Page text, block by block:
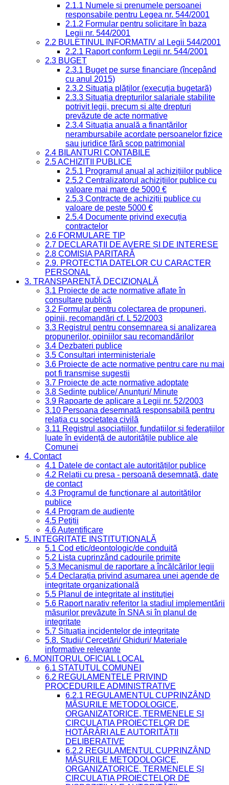
2.1.1 Numele și prenumele persoanei
responsabile pentru Legea nr. 544/2001
2.1.2 Formular pentru solicitare în baza
Legii nr. 544/2001
2.2 BULETINUL INFORMATIV al Legii 544/2001
2.2.1 Raport conform Legii nr. 544/2001
2.3 BUGET
2.3.1 Buget pe surse financiare (începând
cu anul 2015)
2.3.2 Situația plăților (execuția bugetară)
2.3.3 Situația drepturilor salariale stabilite
potrivit legii, precum și alte drepturi
prevăzute de acte normative
2.3.4 Situația anuală a finanțărilor
nerambursabile acordate persoanelor fizice
sau juridice fără scop patrimonial
2.4 BILANȚURI CONTABILE
2.5 ACHIZIȚII PUBLICE
2.5.1 Programul anual al achizițiilor publice
2.5.2 Centralizatorul achizițiilor publice cu
valoare mai mare de 5000 €
2.5.3 Contracte de achiziții publice cu
valoare de peste 5000 €
2.5.4 Documente privind execuția
contractelor
2.6 FORMULARE TIP
2.7 DECLARAȚII DE AVERE ȘI DE INTERESE
2.8 COMISIA PARITARĂ
2.9. PROTECȚIA DATELOR CU CARACTER
PERSONAL
3. TRANSPARENȚĂ DECIZIONALĂ
3.1 Proiecte de acte normative aflate în
consultare publică
3.2 Formular pentru colectarea de propuneri,
opinii, recomandări cf. L 52/2003
3.3 Registrul pentru consemnarea și analizarea
propunerilor, opiniilor sau recomandărilor
3.4 Dezbateri publice
3.5 Consultari interministeriale
3.6 Proiecte de acte normative pentru care nu mai
pot fi transmise sugestii
3.7 Proiecte de acte normative adoptate
3.8 Ședințe publice/ Anunțuri/ Minute
3.9 Rapoarte de aplicare a Legii nr. 52/2003
3.10 Persoana desemnată responsabilă pentru
relația cu societatea civilă
3.11 Registrul asociațiilor, fundațiilor și federațiilor
luate în evidență de autoritățile publice ale
Comunei
4. Contact
4.1 Datele de contact ale autorităților publice
4.2 Relații cu presa - persoană desemnată, date
de contact
4.3 Programul de funcționare al autorităților
publice
4.4 Program de audiențe
4.5 Petiții
4.6 Autentificare
5. INTEGRITATE INSTITUȚIONALĂ
5.1 Cod etic/deontologic/de conduită
5.2 Lista cuprinzând cadourile primite
5.3 Mecanismul de raportare a încălcărilor legii
5.4 Declarația privind asumarea unei agende de
integritate organizațională
5.5 Planul de integritate al instituției
5.6 Raport narativ referitor la stadiul implementării
măsurilor prevăzute în SNA și în planul de
integritate
5.7 Situația incidentelor de integritate
5.8. Studii/ Cercetări/ Ghiduri/ Materiale
informative relevante
6. MONITORUL OFICIAL LOCAL
6.1 STATUTUL COMUNEI
6.2 REGULAMENTELE PRIVIND
PROCEDURILE ADMINISTRATIVE
6.2.1 REGULAMENTUL CUPRINZÂND
MĂSURILE METODOLOGICE,
ORGANIZATORICE, TERMENELE ȘI
CIRCULAȚIA PROIECTELOR DE
HOTĂRÂRI ALE AUTORITĂȚII
DELIBERATIVE
6.2.2 REGULAMENTUL CUPRINZÂND
MĂSURILE METODOLOGICE,
ORGANIZATORICE, TERMENELE ȘI
CIRCULAȚIA PROIECTELOR DE